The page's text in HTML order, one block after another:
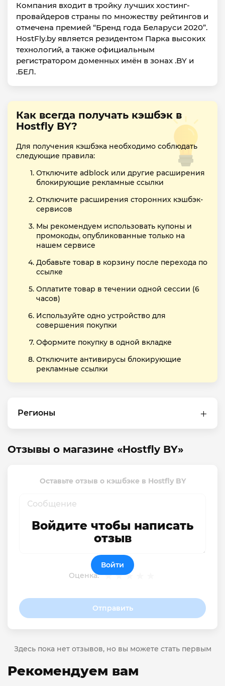
Компания входит в тройку лучших хостинг-
провайдеров страны по множеству рейтингов и
отмечена премией “Бренд года Беларуси 2020”.
HostFly.by является резидентом Парка высоких
технологий, а также официальным
регистратором доменных имён в зонах .BY и
.БЕЛ.
Как всегда получать кэшбэк в
Hostfly BY?
Для получения кэшбэка необходимо соблюдать
следующие правила:
Отключите adblock или другие расширения
блокирующие рекламные ссылки
Отключите расширения сторонних кэшбэк-
сервисов
Мы рекомендуем использовать купоны и
промокоды, опубликованные только на
нашем сервисе
Добавьте товар в корзину после перехода по
ссылке
Оплатите товар в течении одной сессии (6
часов)
Используйте одно устройство для
совершения покупки
Оформите покупку в одной вкладке
Отключите антивирусы блокирующие
рекламные ссылки
Регионы
Отзывы о магазине «Hostfly BY»
Оставьте отзыв о кэшбэке в Hostfly BY
Оценка:
Отправить
Войдите чтобы написать
отзыв
Войти
Здесь пока нет отзывов, но вы можете стать первым
Рекомендуем вам